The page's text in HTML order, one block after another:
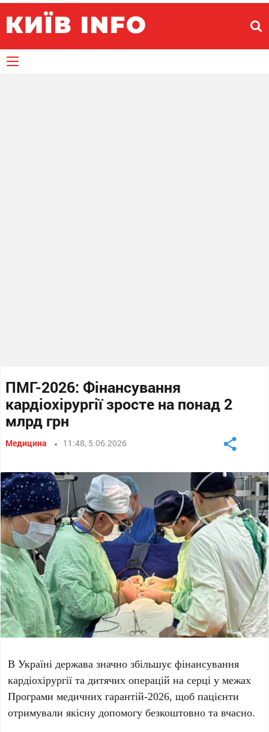
ПМГ-2026: Фінансування
кардіохірургії зросте на понад 2
млрд грн
Медицина 11:48, 5.06.2026
ВУкраїні держава значно збільшує фінансування
кардіохірургії та дитячих операцій на серці у межах
Програми медичних гарантій-2026, щоб пацієнти
отримували якісну допомогу безкоштовно та вчасно.